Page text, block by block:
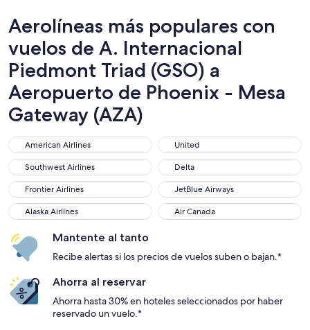
Aerolíneas más populares con
vuelos de A. Internacional
Piedmont Triad (GSO) a
Aeropuerto de Phoenix - Mesa
Gateway (AZA)
American Airlines
American Airlines United
United
Southwest Airlines
Southwest Airlines Delta
Delta
Frontier Airlines
Frontier Airlines JetBlue Airways
JetBlue Airways
Alaska Airlines
Alaska Airlines Air Canada
Air Canada
Mantente al tanto
Recibe alertas si los precios de vuelos suben o bajan.*
Ahorra al reservar
Ahorra hasta 30% en hoteles seleccionados por haber
reservado un vuelo.*